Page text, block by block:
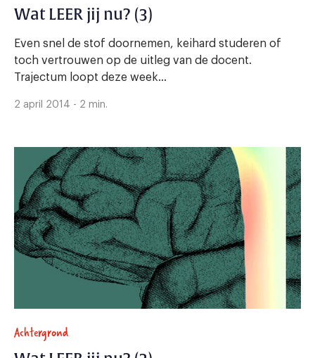
Wat LEER jij nu? (3)
Even snel de stof doornemen, keihard studeren of
toch vertrouwen op de uitleg van de docent.
Trajectum loopt deze week...
2 april 2014 - 2 min.
Achtergrond